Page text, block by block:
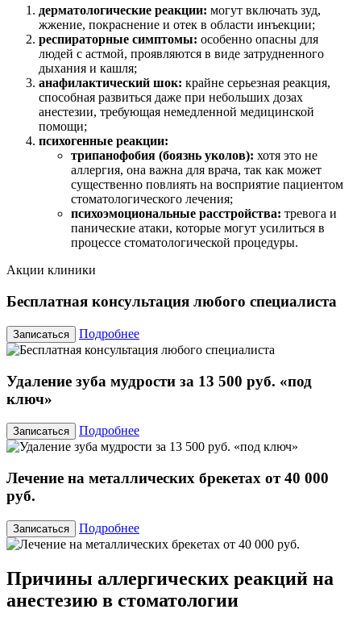
дерматологические реакции: могут включать зуд,
жжение, покраснение и отек в области инъекции;
респираторные симптомы: особенно опасны для
людей с астмой, проявляются в виде затрудненного
дыхания и кашля;
анафилактический шок: крайне серьезная реакция,
способная развиться даже при небольших дозах
анестезии, требующая немедленной медицинской
помощи;
психогенные реакции:
трипанофобия (боязнь уколов): хотя это не
аллергия, она важна для врача, так как может
существенно повлиять на восприятие пациентом
стоматологического лечения;
психоэмоциональные расстройства: тревога и
панические атаки, которые могут усилиться в
процессе стоматологической процедуры.
Акции клиники
Бесплатная консультация любого специалиста
Записаться Подробнее
Удаление зуба мудрости за 13 500 руб. «под
ключ»
Записаться Подробнее
Лечение на металлических брекетах от 40 000
руб.
Записаться Подробнее
Причины аллергических реакций на
анестезию в стоматологии